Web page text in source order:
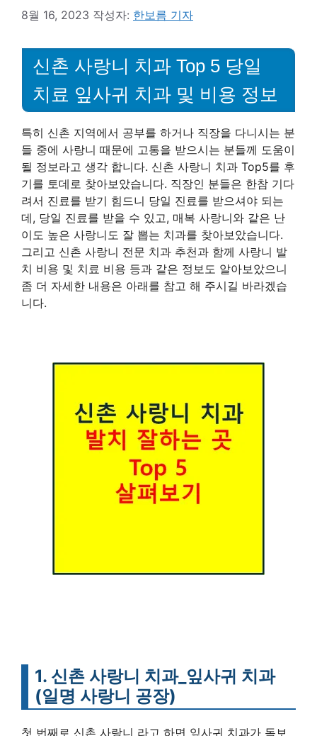
8월 16, 2023 작성자: 한보름 기자
신촌 사랑니 치과 Top 5 당일
치료 잎사귀 치과 및 비용 정보
특히 신촌 지역에서 공부를 하거나 직장을 다니시는 분
들 중에 사랑니 때문에 고통을 받으시는 분들께 도움이
될 정보라고 생각 합니다. 신촌 사랑니 치과 Top5를 후
기를 토데로 찾아보았습니다. 직장인 분들은 한참 기다
려서 진료를 받기 힘드니 당일 진료를 받으셔야 되는
데, 당일 진료를 받을 수 있고, 매복 사랑니와 같은 난
이도 높은 사랑니도 잘 뽑는 치과를 찾아보았습니다.
그리고 신촌 사랑니 전문 치과 추천과 함께 사랑니 발
치 비용 및 치료 비용 등과 같은 정보도 알아보았으니
좀 더 자세한 내용은 아래를 참고 해 주시길 바라겠습
니다.
1. 신촌 사랑니 치과_잎사귀 치과
(일명 사랑니 공장)
첫 번째로 신촌 사랑니 라고 하면 잎사귀 치과가 독보